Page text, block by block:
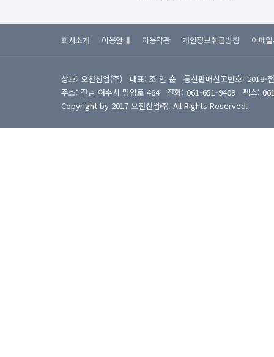
회사소개 이용안내 이용약관 개인정보취급방침 이메
상호: 오천산업(주) 대표: 조 인 순 통신판매신고번호: 2018-
주소: 전남 여수시 망양로 464 전화: 061-651-9409 팩스:
Copyright by 2017 오천산업㈜. All Rights Reserved.